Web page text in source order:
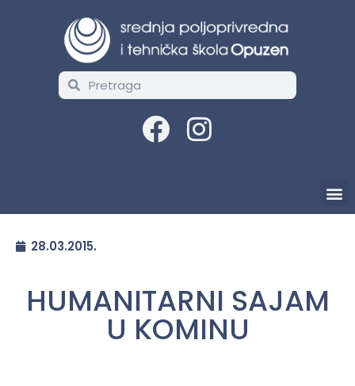
28.03.2015.
HUMANITARNI SAJAM
U KOMINU